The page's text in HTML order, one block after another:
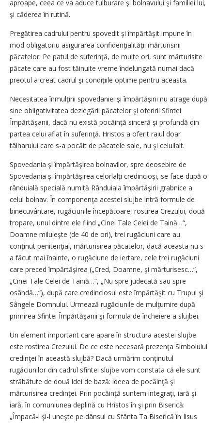
aproape, ceea ce va aduce tulburare şi bolnavului şi familiei lui,
şi căderea în rutină.
Pregătirea cadrului pentru spovedit şi împărtăşit impune în
mod obligatoriu asigurarea confidenţialităţii mărturisirii
păcatelor. Pe patul de suferinţă, de multe ori, sunt mărturisite
păcate care au fost tăinuite vreme îndelungată numai dacă
preotul a creat cadrul şi condiţiile optime pentru aceasta.
Necesitatea înmulţirii spovedaniei şi împărtăşirii nu atrage după
sine obligativitatea dezlegării păcatelor şi oferirii Sfintei
Împărtăşanii, dacă nu există pocăinţă sinceră şi profundă din
partea celui aflat în suferinţă. Hristos a oferit raiul doar
tâlharului care s-a pocăit de păcatele sale, nu şi celuilalt.
Spovedania şi împărtăşirea bolnavilor, spre deosebire de
Spovedania şi împărtăşirea celorlalţi credincioşi, se face după o
rânduială specială numită Rânduiala împărtăşirii grabnice a
celui bolnav. În componenţa acestei slujbe intră formule de
binecuvântare, rugăciunile începătoare, rostirea Crezului, două
tropare, unul dintre ele fiind „Cinei Tale Celei de Taină…“,
Doamne miluieşte (de 40 de ori), trei rugăciuni care au
conţinut penitenţial, mărturisirea păcatelor, dacă aceasta nu s-
a făcut mai înainte, o rugăciune de iertare, cele trei rugăciuni
care preced împărtăşirea („Cred, Doamne, şi mărturisesc…“,
„Cinei Tale Celei de Taină…“, „Nu spre judecată sau spre
osândă…“), după care credinciosul este împărtăşit cu Trupul şi
Sângele Domnului. Urmează rugăciunile de mulţumire după
primirea Sfintei Împărtăşanii şi formula de încheiere a slujbei.
Un element important care apare în structura acestei slujbe
este rostirea Crezului. De ce este necesară prezenţa Simbolului
credinţei în această slujbă? Dacă urmărim conţinutul
rugăciunilor din cadrul sfintei slujbe vom constata că ele sunt
străbătute de două idei de bază: ideea de pocăinţă şi
mărturisirea credinţei. Prin pocăinţă suntem integraţi, iară şi
iară, în comuniunea deplină cu Hristos în şi prin Biserică:
„Împacă-l şi-l uneşte pe dânsul cu Sfânta Ta Biserică în Iisus